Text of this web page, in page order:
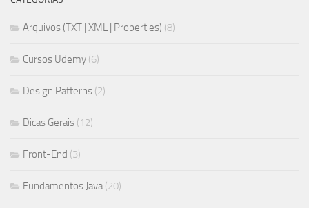
Arquivos (TXT | XML | Properties) (8)
Cursos Udemy (6)
Design Patterns (2)
Dicas Gerais (12)
Front-End (3)
Fundamentos Java(20)